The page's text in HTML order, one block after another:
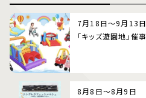
7月18日～9月13日
「キッズ遊園地」催事
8月8日～8月9日